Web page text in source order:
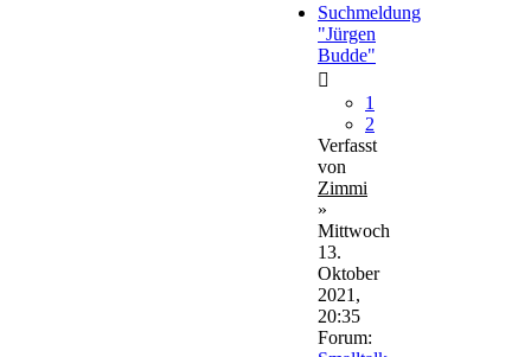
Suchmeldung
"Jürgen
Budde"
1
2
Verfasst
von
Zimmi
»
Mittwoch
13.
Oktober
2021,
20:35
Forum: